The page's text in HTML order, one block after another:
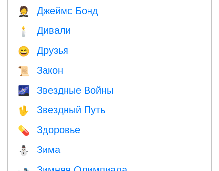
🤵 Джеймс Бонд
🕯 Дивали
😄 Друзья
📜 Закон
🌌 Звездные Войны
🖖 Звездный Путь
💊 Здоровье
⛄ Зима